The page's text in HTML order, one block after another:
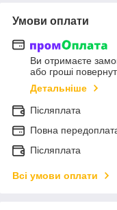
Умови оплати
Ви отримаєте
або гроші
Детальніше
Післяплата
Повна
Післяплата
Всі умови оплати